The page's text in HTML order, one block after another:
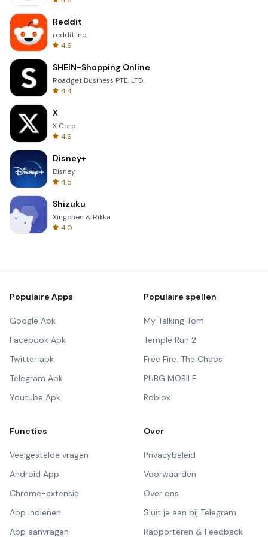
Reddit
reddit Inc.
4.6
SHEIN-Shopping Online
Roadget Business PTE. LTD.
4.4
X
X Corp.
4.6
Disney+
Disney
4.5
Shizuku
Xingchen & Rikka
4.0
Populaire Apps
Google Apk
Facebook Apk
Twitter apk
Telegram Apk
Youtube Apk
Populaire spellen
My Talking Tom
Temple Run 2
Free Fire: The Chaos
PUBG MOBILE
Roblox
Functies
Veelgestelde vragen
Android App
Chrome-extensie
App indienen
App aanvragen
Over
Privacybeleid
Voorwaarden
Over ons
Sluit je aan bij Telegram
Rapporteren & Feedback